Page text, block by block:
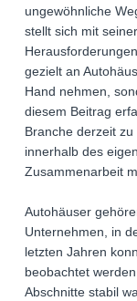
ungewöhnliche
stellt sich mit
gezielt an
Hand nehmen,
diesem Beitrag
Branche derzeit
innerhalb des
Zusammenarbeit
Autohäuser
Unternehmen, in
letzten Jahren
beobachtet
Abschnitte stabil